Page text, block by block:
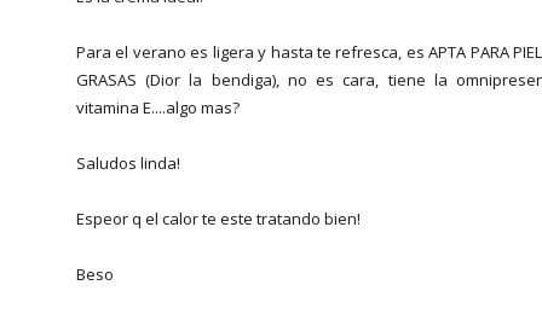
Para el verano es ligera y hasta te refresca, es APTA PARA
GRASAS (Dior la bendiga), no es cara, tiene la
vitamina E....algo mas?
Saludos linda!
Espeor q el calor te este tratando bien!
Beso